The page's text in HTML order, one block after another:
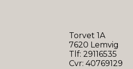
Torvet 1A
7620 Lemvig
Tlf: 29116535
Cvr: 40769129